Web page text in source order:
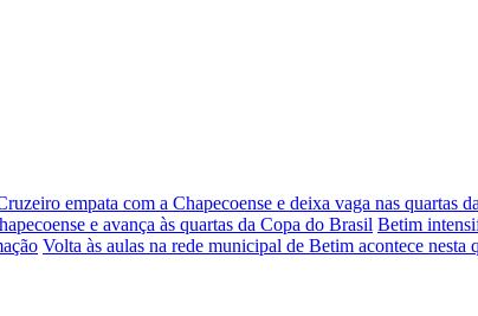
empata com a Chapecoense e deixa vaga nas quartas
e avança às quartas da Copa do Brasil Betim
Volta às aulas na rede municipal de Betim acontece nesta